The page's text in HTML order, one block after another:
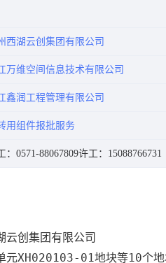
西湖云创集团有限公司
万维空间信息技术有限公司
鑫润工程管理有限公司
用组件报批服务
：0571-88067809许工：15088766731
云创集团有限公司
元XH020103-01地块等10个